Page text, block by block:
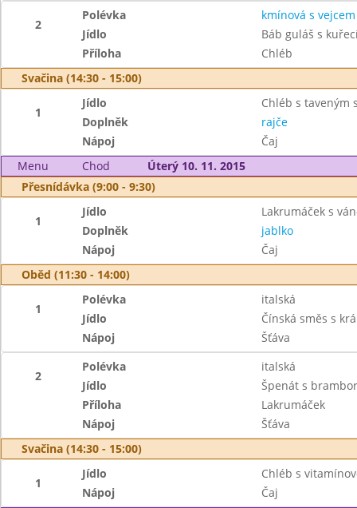
2
Polévka
kmínová s vejcem
Jídlo
Báb guláš s
Příloha
Chléb
Svačina (14:30 - 15:00)
1
Jídlo
Chléb s taveným
Doplněk
rajče
Nápoj
Čaj
Menu
Chod
Úterý 10. 11. 2015
Přesnídávka (9:00 - 9:30)
1
Jídlo
Lakrumáček s
Doplněk
jablko
Nápoj
Čaj
Oběd (11:30 - 14:00)
1
Polévka
italská
Jídlo
Čínská směs s
Nápoj
Šťáva
2
Polévka
italská
Jídlo
Špenát s
Příloha
Lakrumáček
Nápoj
Šťáva
Svačina (14:30 - 15:00)
1
Jídlo
Chléb s
Nápoj
Čaj